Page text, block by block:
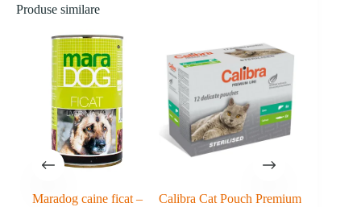
până
la
270,98 lei.
la
229,99 lei.
Produse similare
Maradog caine ficat –
Calibra Cat Pouch Premium